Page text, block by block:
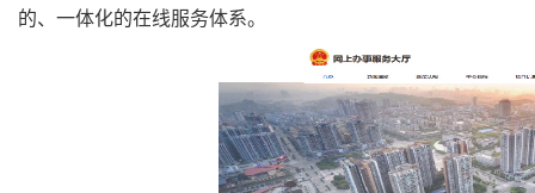
的、一体化的在线服务体系。